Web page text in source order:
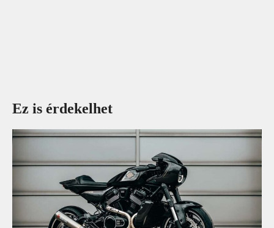
Ez is érdekelhet